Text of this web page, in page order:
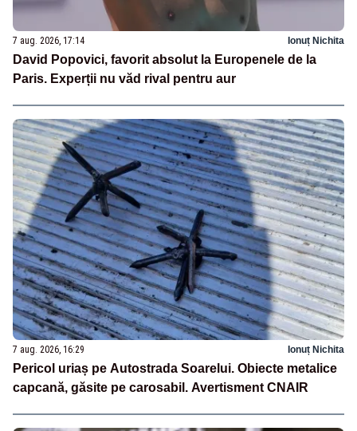
7 aug. 2026, 17:14 Ionuț Nichita
David Popovici, favorit absolut la Europenele de la
Paris. Experții nu văd rival pentru aur
7 aug. 2026, 16:29 Ionuț Nichita
Pericol uriaș pe Autostrada Soarelui. Obiecte metalice
capcană, găsite pe carosabil. Avertisment CNAIR